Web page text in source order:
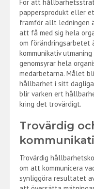
För att
pappersprodukt eller
framför allt ledningen
att få med sig hela
om förändringsarbetet
kommunikativ
genomsyrar hela
medarbetarna. Målet
hållbarhet i sitt
blir varken ert
kring det trovärdigt.
Trovärdig
Trovärdig
om att kommunicera
synliggöra resultatet